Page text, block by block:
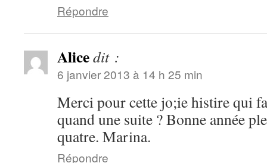
Répondre
Alicedit :
6 janvier 2013 à 14 h 25 min
Merci pour cette jo;ie histire qui
quand une suite ? Bonne année
quatre. Marina.
Répondre